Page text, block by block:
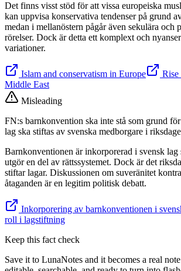
Det finns visst stöd för att vissa europeiska
kan uppvisa konservativa tendenser på grund
medan i mellanöstern pågår även sekulära och
rörelser. Dock är detta ett komplext och
variationer.
Islam and conservatism in Europe
Rise
Middle East
Misleading
FN:s barnkonvention ska inte stå som grund
lag ska stiftas av svenska medborgare i
Barnkonventionen är inkorporerad i svensk lag
utgör en del av rättssystemet. Dock är det
stiftar lagar. Diskussionen om suveränitet
åtaganden är en legitim politisk debatt.
Inkorporering av barnkonventionen i
roll i lagstiftning
Keep this fact check
Save it to LunaNotes and it becomes a real